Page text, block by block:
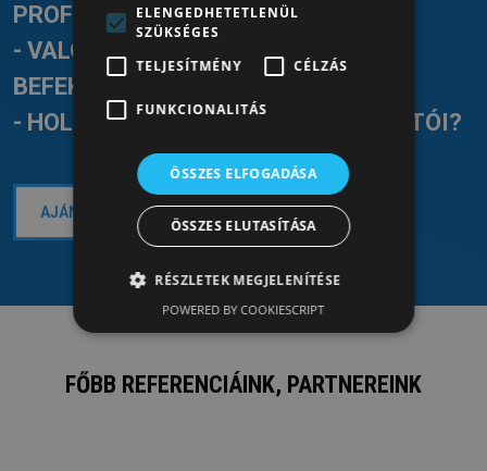
PROFITABILITÁS?
- VALÓBAN MEGTÉRÜLNEK A
BEFEKTETÉSEI?
- HOL TARTANAK A PÉNZÜGYI MUTATÓI?
AJÁNLATKÉRÉS ÉS KONZULTÁCIÓ >>
FŐBB REFERENCIÁINK, PARTNEREINK
ELENGEDHETETLENÜL
SZÜKSÉGES
TELJESÍTMÉNY
CÉLZÁS
FUNKCIONALITÁS
ÖSSZES ELFOGADÁSA
ÖSSZES ELUTASÍTÁSA
RÉSZLETEK MEGJELENÍTÉSE
POWERED BY COOKIESCRIPT